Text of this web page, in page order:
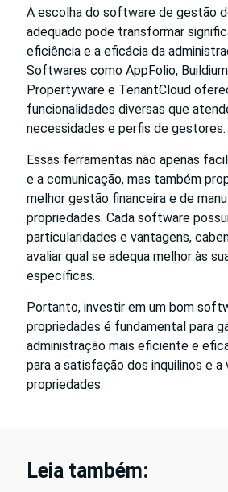
A escolha do software de gestão
adequado pode transformar
eficiência e a eficácia da
Softwares como AppFolio,
Propertyware e TenantCloud
funcionalidades diversas que
necessidades e perfis de gestores.
Essas ferramentas não apenas
e a comunicação, mas também
melhor gestão financeira e de
propriedades. Cada software
particularidades e vantagens,
avaliar qual se adequa melhor às
específicas.
Portanto, investir em um bom
propriedades é fundamental para
administração mais eficiente e
para a satisfação dos inquilinos e a
propriedades.
Leia também: